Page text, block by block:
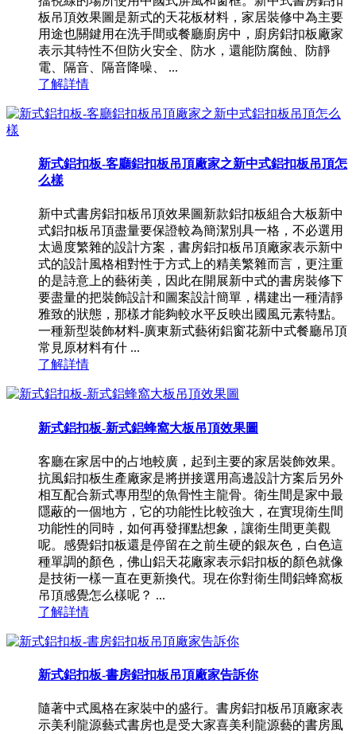
板吊頂效果圖是新式的天花板材料，家居裝修中為主要
用途也關鍵用在洗手間或餐廳廚房中，廚房鋁扣板廠家
表示其特性不但防火安全、防水，還能防腐蝕、防靜
電、隔音、隔音降噪、 ...
了解詳情
新式鋁扣板-客廳鋁扣板吊頂廠家之新中式鋁扣板吊頂怎
么樣
新中式書房鋁扣板吊頂效果圖新款鋁扣板組合大板新中
式鋁扣板吊頂盡量要保證較為簡潔別具一格，不必選用
太過度繁雜的設計方案，書房鋁扣板吊頂廠家表示新中
式的設計風格相對性于方式上的精美繁雜而言，更注重
的是詩意上的藝術美，因此在開展新中式的書房裝修下
要盡量的把裝飾設計和圖案設計簡單，構建出一種清靜
雅致的狀態，那樣才能夠較水平反映出國風元素特點。
一種新型裝飾材料-廣東新式藝術鋁窗花新中式餐廳吊頂
常見原材料有什 ...
了解詳情
新式鋁扣板-新式鋁蜂窩大板吊頂效果圖
客廳在家居中的占地較廣，起到主要的家居裝飾效果。
抗風鋁扣板生產廠家是將拼接選用高邊設計方案后另外
相互配合新式專用型的魚骨性主龍骨。衛生間是家中最
隱蔽的一個地方，它的功能性比較強大，在實現衛生間
功能性的同時，如何再發揮點想象，讓衛生間更美觀
呢。感覺鋁扣板還是停留在之前生硬的銀灰色，白色這
種單調的顏色，佛山鋁天花廠家表示鋁扣板的顏色就像
是技術一樣一直在更新換代。現在你對衛生間鋁蜂窩板
吊頂感覺怎么樣呢？ ...
了解詳情
新式鋁扣板-書房鋁扣板吊頂廠家告訴你
隨著中式風格在家裝中的盛行。書房鋁扣板吊頂廠家表
示美利龍源藝式書房也是受大家喜美利龍源藝的書房風